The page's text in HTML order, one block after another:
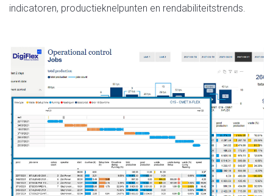
indicatoren, productieknelpunten en rendabiliteitstrends.